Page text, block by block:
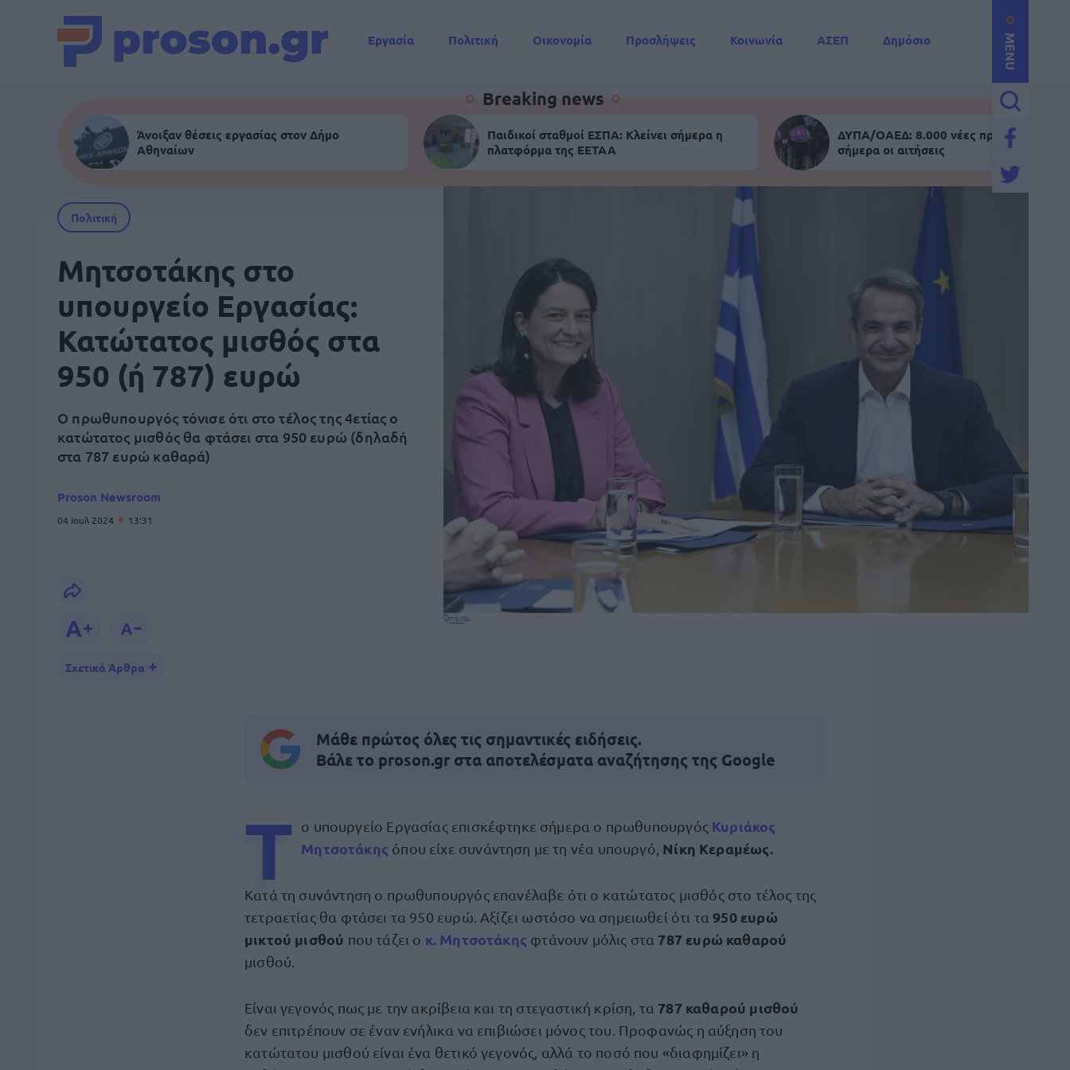
MENU
Εργασία Πολιτική Οικονομία Προσλήψεις Κοινωνία ΑΣΕΠ
Δημόσιο
Breaking news
Άνοιξαν θέσεις εργασίας στον Δήμο
Αθηναίων
Παιδικοί σταθμοί ΕΣΠΑ: Κλείνει σήμερα η
πλατφόρμα της ΕΕΤΑΑ
ΔΥΠΑ/ΟΑΕΔ: 8.000 νέες προσλήψεις -
σήμερα οι αιτήσεις
Πολιτική
Μητσοτάκης στο
υπουργείο Εργασίας:
Κατώτατος μισθός στα
950 (ή 787) ευρώ
Ο πρωθυπουργός τόνισε ότι στο τέλος της 4ετίας ο
κατώτατος μισθός θα φτάσει στα 950 ευρώ (δηλαδή
στα 787 ευρώ καθαρά)
Proson Newsroom
04 Ιουλ 2024 13:31
Σχετικά Άρθρα
Μάθε πρώτος όλες τις σημαντικές ειδήσεις.
Βάλε το proson.gr στα αποτελέσματα αναζήτησης της Google
Τ ο υπουργείο Εργασίας επισκέφτηκε σήμερα ο πρωθυπουργός Κυριάκος
Μητσοτάκης όπου είχε συνάντηση με τη νέα υπουργό, Νίκη Κεραμέως.
Κατά τη συνάντηση ο πρωθυπουργός επανέλαβε ότι ο κατώτατος μισθός στο τέλος της
τετραετίας θα φτάσει τα 950 ευρώ. Αξίζει ωστόσο να σημειωθεί ότι τα950 ευρώ
μικτού μισθού που τάζει ο κ. Μητσοτάκης φτάνουν μόλις στα 787 ευρώ καθαρού
μισθού.
Είναι γεγονός πως με την ακρίβεια και τη στεγαστική κρίση, τα 787 καθαρού μισθού
δεν επιτρέπουν σε έναν ενήλικα να επιβιώσει μόνος του. Προφανώς η αύξηση του
κατώτατου μισθού είναι ένα θετικό γεγονός, αλλά το ποσό που «διαφημίζει» η